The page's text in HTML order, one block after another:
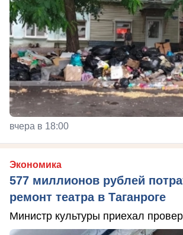
вчера в 18:00
Экономика
577 миллионов рублей
ремонт театра в Таганроге
Министр культуры приехал